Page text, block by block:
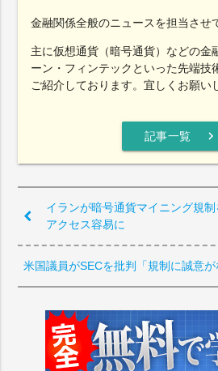
金融関係全般のニュースを担当させ
主に仮想通貨（暗号通貨）などの金
ーン・フィンテックといった先端技
ご紹介しております。宜しくお願い
記事一覧 chevron_right
イランが暗号通貨マイニング規
アクセス容易に
米国議員がSECを批判「規制に誠意が